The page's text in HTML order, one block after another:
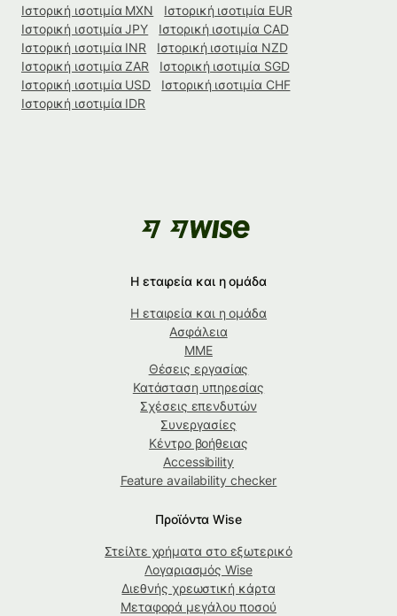
Ιστορική ισοτιμία MXN
Ιστορική ισοτιμία EUR
Ιστορική ισοτιμία JPY
Ιστορική ισοτιμία CAD
Ιστορική ισοτιμία INR
Ιστορική ισοτιμία NZD
Ιστορική ισοτιμία ZAR
Ιστορική ισοτιμία SGD
Ιστορική ισοτιμία USD
Ιστορική ισοτιμία CHF
Ιστορική ισοτιμία IDR
Η εταιρεία και η ομάδα
Η εταιρεία και η ομάδα
Ασφάλεια
ΜΜΕ
Θέσεις εργασίας
Κατάσταση υπηρεσίας
Σχέσεις επενδυτών
Συνεργασίες
Κέντρο βοήθειας
Accessibility
Feature availability checker
Προϊόντα Wise
Στείλτε χρήματα στο εξωτερικό
Λογαριασμός Wise
Διεθνής χρεωστική κάρτα
Μεταφορά μεγάλου ποσού